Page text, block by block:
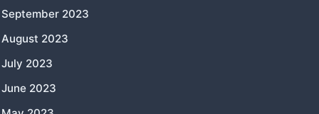
September 2023
August 2023
July 2023
June 2023